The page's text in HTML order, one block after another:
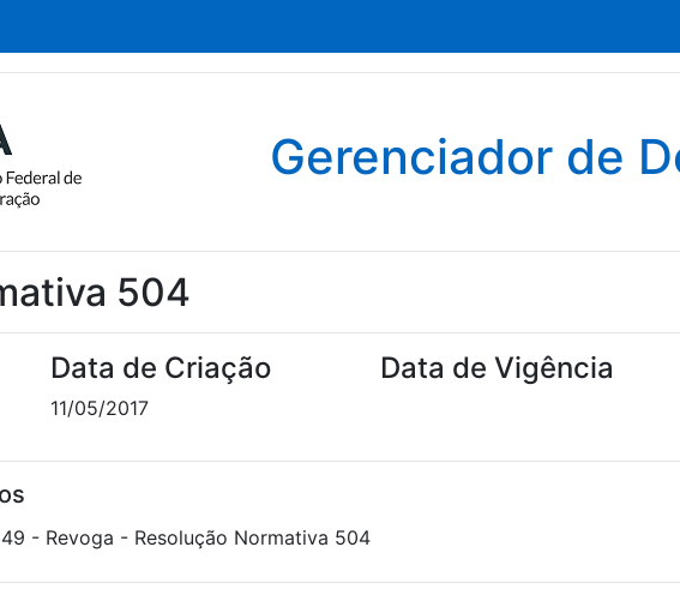
Gerenciador de
504
Data de Criação
11/05/2017
Data de Vigência
- Revoga - Resolução Normativa 504